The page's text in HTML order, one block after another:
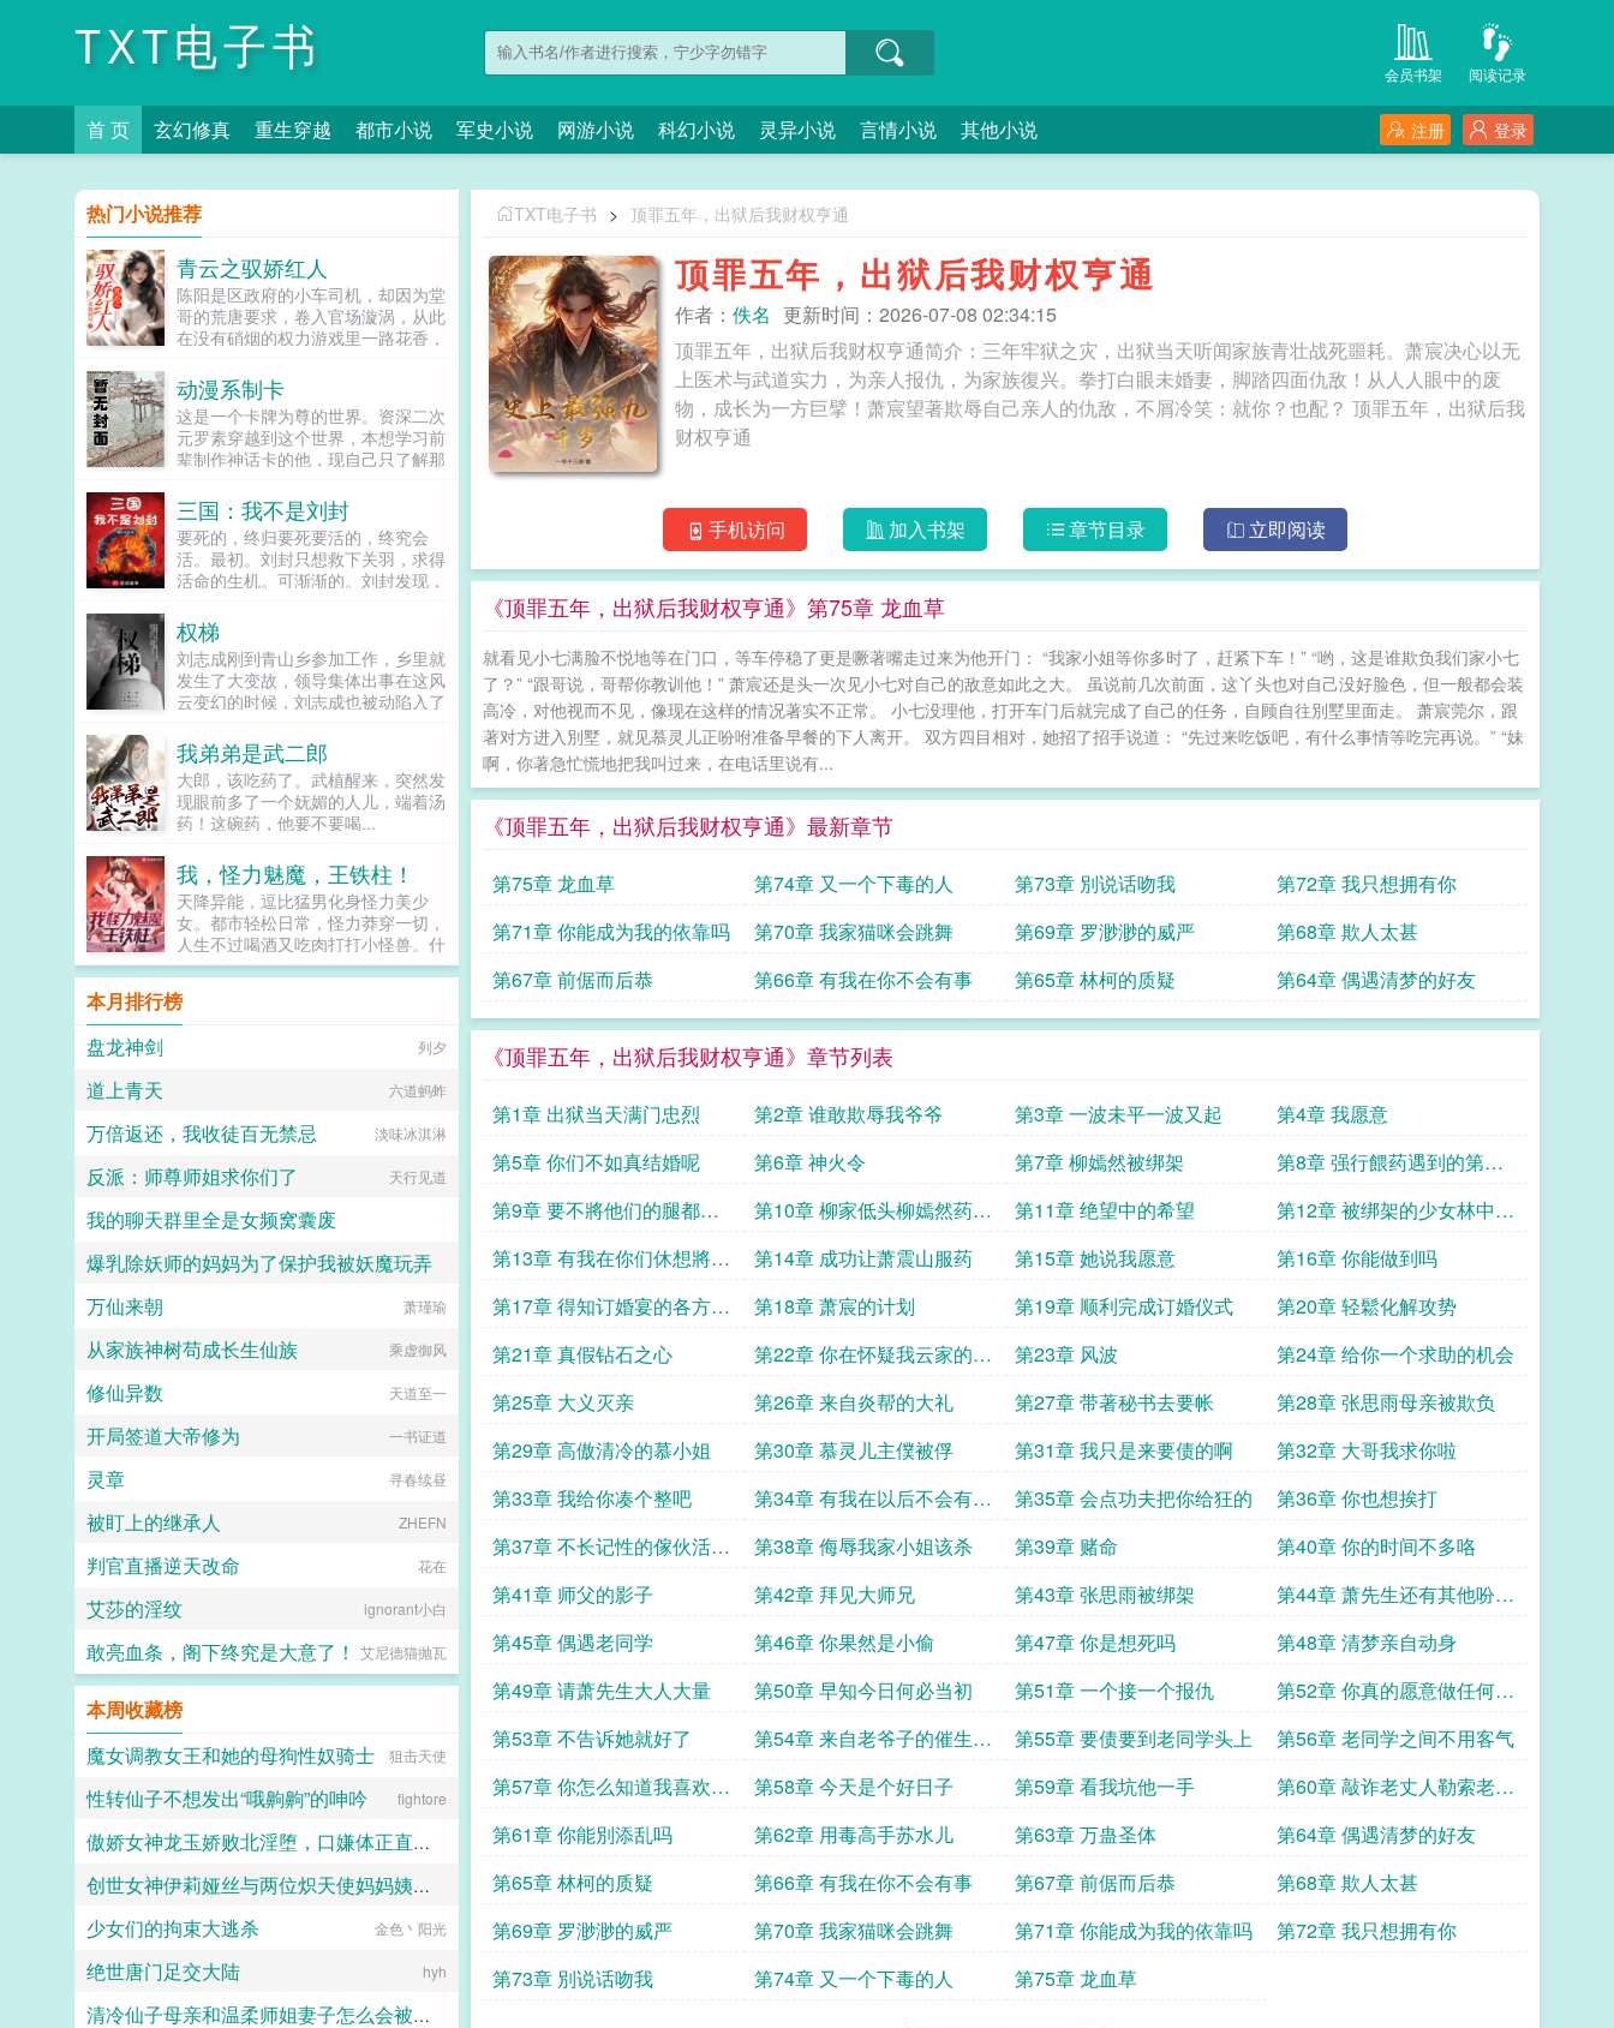
TXT电子书 阅读记录
会员书架
首 页 玄幻修真 重生穿越 都市小说 军史小说 网游小说 科幻小说 灵异小说 言情小说 其他小说 登录
注册
TXT电子书 > 顶罪五年，出狱后我财权亨通
顶罪五年，出狱后我财权亨通
作者： 佚名 更新时间：2026-07-08 02:34:15
顶罪五年，出狱后我财权亨通简介：三年牢狱之灾，出狱当天听闻家族青壮战死噩耗。萧宸决心以无
上医术与武道实力，为亲人报仇，为家族復兴。拳打白眼未婚妻，脚踏四面仇敌！从人人眼中的废
物，成长为一方巨擘！萧宸望著欺辱自己亲人的仇敌，不屑冷笑：就你？也配？ 顶罪五年，出狱后我
财权亨通
手机访问 加入书架 章节目录 立即阅读
《顶罪五年，出狱后我财权亨通》第75章 龙血草
就看见小七满脸不悦地等在门口，等车停稳了更是噘著嘴走过来为他开门： “我家小姐等你多时了，赶紧下车！” “哟，这是谁欺负我们家小七
了？” “跟哥说，哥帮你教训他！” 萧宸还是头一次见小七对自己的敌意如此之大。 虽说前几次前面，这丫头也对自己没好脸色，但一般都会装
高冷，对他视而不见，像现在这样的情况著实不正常。 小七没理他，打开车门后就完成了自己的任务，自顾自往別墅里面走。 萧宸莞尔，跟
著对方进入別墅，就见慕灵儿正吩咐准备早餐的下人离开。 双方四目相对，她招了招手说道： “先过来吃饭吧，有什么事情等吃完再说。” “妹
啊，你著急忙慌地把我叫过来，在电话里说有...
《顶罪五年，出狱后我财权亨通》最新章节
第75章 龙血草 第74章 又一个下毒的人 第73章 別说话吻我
第72章 我只想拥有你
第71章 你能成为我的依靠吗
第70章 我家猫咪会跳舞 第69章 罗渺渺的威严
第68章 欺人太甚
第67章 前倨而后恭
第66章 有我在你不会有事 第65章 林柯的质疑 第64章 偶遇清梦的好友
《顶罪五年，出狱后我财权亨通》章节列表
第1章 出狱当天满门忠烈 第2章 谁敢欺辱我爷爷 第3章 一波未平一波又起
第4章 我愿意
第5章 你们不如真结婚呢
第6章 神火令 第7章 柳嫣然被绑架
第8章 强行餵药遇到的第一
个古武者
第9章 要不將他们的腿都废
了吧
第10章 柳家低头柳嫣然药效
发作
第11章 绝望中的希望
第12章 被绑架的少女林中黑
影
第13章 有我在你们休想將他
带走
第14章 成功让萧震山服药 第15章 她说我愿意
第16章 你能做到吗
第17章 得知订婚宴的各方反
应
第18章 萧宸的计划 第19章 顺利完成订婚仪式
第20章 轻鬆化解攻势
第21章 真假钻石之心
第22章 你在怀疑我云家的实
力
第23章 风波
第24章 给你一个求助的机会
第25章 大义灭亲
第26章 来自炎帮的大礼 第27章 带著秘书去要帐
第28章 张思雨母亲被欺负
第29章 高傲清冷的慕小姐
第30章 慕灵儿主僕被俘 第31章 我只是来要债的啊
第32章 大哥我求你啦
第33章 我给你凑个整吧
第34章 有我在以后不会有人
欺负你了
第35章 会点功夫把你给狂的
第36章 你也想挨打
第37章 不长记性的傢伙活该
被打
第38章 侮辱我家小姐该杀 第39章 赌命
第40章 你的时间不多咯
第41章 师父的影子
第42章 拜见大师兄 第43章 张思雨被绑架
第44章 萧先生还有其他吩咐
吗
第45章 偶遇老同学 第46章 你果然是小偷 第47章 你是想死吗
第48章 清梦亲自动身
第49章 请萧先生大人大量
第50章 早知今日何必当初 第51章 一个接一个报仇
第52章 你真的愿意做任何事
情
第53章 不告诉她就好了
第54章 来自老爷子的催生压
力
第55章 要债要到老同学头上
第56章 老同学之间不用客气
第57章 你怎么知道我喜欢艺
术
第58章 今天是个好日子 第59章 看我坑他一手
第60章 敲诈老丈人勒索老同
学
第61章 你能別添乱吗 第62章 用毒高手苏水儿 第63章 万蛊圣体
第64章 偶遇清梦的好友
第65章 林柯的质疑
第66章 有我在你不会有事 第67章 前倨而后恭
第68章 欺人太甚
第69章 罗渺渺的威严
第70章 我家猫咪会跳舞 第71章 你能成为我的依靠吗
第72章 我只想拥有你
第73章 別说话吻我
第74章 又一个下毒的人 第75章 龙血草
热门小说推荐
青云之驭娇红人
陈阳是区政府的小车司机，却因为堂
哥的荒唐要求，卷入官场漩涡，从此
在没有硝烟的权力游戏里一路花香，
动漫系制卡
这是一个卡牌为尊的世界。资深二次
元罗素穿越到这个世界，本想学习前
辈制作神话卡的他，现自己只了解那
思。无奈之下，他只能运用前世的知
识（番剧）储备，开始打造属于自己
的卡牌。山本元柳斋重国碎蜂朽木白
哉杀人集团显露狰狞獠牙。千手柱间
千手扉间猿飞日斩火之意志于此显
结。...
三国：我不是刘封
要死的，终归要死要活的，终究会
活。最初。刘封只想救下关羽，求得
活命的生机。可渐渐的。刘封发现，
还有…曹丕刘封，你一个贩履小儿的
假子，又来拒汝公！孙权兔死狗烹，
鸟尽弓藏。刘封你别杀了，你要养寇
自重啊！司马懿我有一计，可谗言刘
封蓄意谋反！诸葛亮大司马蹈履忠
不骄白屋之士，可谓能持盈守位，劳
谦其德者也刘禅当年父皇仙逝时，曾
在屋外埋伏刀斧手，一旦刘封兄长同
意继位称帝，刀斧手就会出现将朕砍
后。陈寿在刘封传评曰刘封虽处嫌疑
之地，但思防足以自卫虽事二祖，但
不负父子兄弟之谊。奇哉！...
权梯
刘志成刚到青山乡参加工作，乡里就
发生了大变故，领导集体出事在这风
云变幻的时候，刘志成也被动陷入了
生，稍有不慎，尸骨无存为官一任，
造福一方，坚持本心，方为正道！...
我弟弟是武二郎
大郎，该吃药了。武植醒来，突然发
现眼前多了一个妩媚的人儿，端着汤
药！这碗药，他要不要喝...
我，怪力魅魔，王铁柱！
天降异能，逗比猛男化身怪力美少
女。都市轻松日常，怪力莽穿一切，
人生不过喝酒又吃肉打打小怪兽。什
么？还能魅惑苍生！走开，你们这些
该死的金钱！走开，你们这些该死的
地位！世上无人不识我！绝世美人王
铁柱！柱哥，你有可能成为超人啊！
超人？哪个超人？咸蛋超人啊！不
个。哦，我知道，就是跟蝙蝠侠大战
过，打着打着，还有神奇女侠，小丑
穿裤衩啊！等会儿？柱哥，你看的是
本月排行榜
盘龙神剑
列夕
道上青天 六道蚂蚱
万倍返还，我收徒百无禁忌 淡味冰淇淋
反派：师尊师姐求你们了 天行见道
我的聊天群里全是女频窝囊废
前世造孽今生写书
爆乳除妖师的妈妈为了保护我被妖魔玩弄
心心念念
万仙来朝 萧瑾瑜
从家族神树苟成长生仙族 乘虚御风
修仙异数 天道至一
开局签道大帝修为 一书证道
灵章 寻春续昼
被盯上的继承人 ZHEFN
判官直播逆天改命 花在
艾莎的淫纹 ignorant小白
敢亮血条，阁下终究是大意了！ 艾尼德猫抛瓦
本周收藏榜
魔女调教女王和她的母狗性奴骑士
狙击天使
性转仙子不想发出“哦齁齁”的呻吟 fightore
傲娇女神龙玉娇败北淫堕，口嫌体正直的沦为共生体的俘虏苗床
创世女神伊莉娅丝与两位炽天使妈妈姨妈一起输给勇者的肉棒，神国沦陷成为新神王的永世肉便器
愛と税のために
少女们的拘束大逃杀 金色丶阳光
绝世唐门足交大陆 hyh
清冷仙子母亲和温柔师姐妻子怎么会被养马的妖族杂种肏的只会“齁哦哦”的母马肉便器